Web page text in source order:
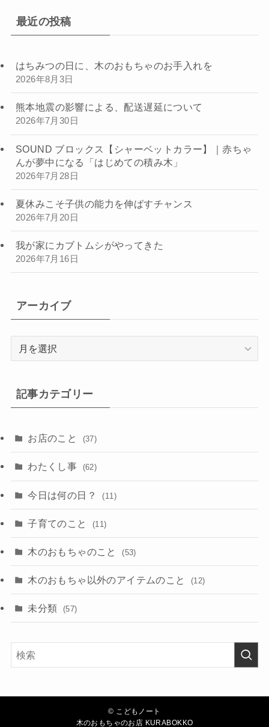
最近の投稿
はちみつの日に、木のおもちゃのお手入れを
2026年8月3日
熊本地震の影響による、配送遅延について
2026年7月30日
SOUND ブロックス【シャーベットカラー】｜赤ちゃ
んが夢中になる「はじめての積み木」
2026年7月28日
夏休みこそ子供の能力を伸ばすチャンス
2026年7月20日
我が家にカブトムシがやってきた
2026年7月16日
アーカイブ
イ
ブ
記事カテゴリー
お店のこと (37)
わたくし事 (62)
今日は何の日？ (11)
子育てのこと (11)
木のおもちゃのこと (53)
木のおもちゃ以外のアイテムのこと (12)
未分類 (57)
© こどもノート
木のおもちゃのお店 KURABOKKO